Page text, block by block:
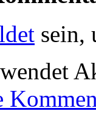
sein,